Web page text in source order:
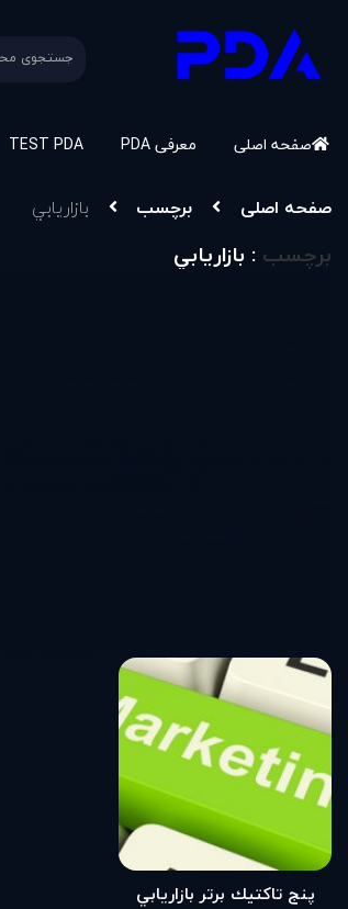
صفحه اصلی معرفی PDA TEST PDA
صفحه اصلی برچسب بازاريابي
برچسب : بازاريابي
پنج تاكتيك برتر بازاريابي